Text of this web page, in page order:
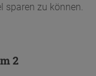
sparen zu können.
2